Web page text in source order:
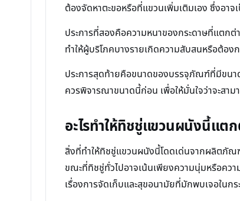
ต้องจัดหาตะขอหรือที่แขวนเพิ่มเติมเอง ซึ่งอ
ประการที่สองคือความหนาของกระดาษที่แตก
ทำให้ผู้บริโภคบางรายเกิดความสับสนหรือต้อง
ประการสุดท้ายคือขนาดของบรรจุภัณฑ์ที่มีขนา
ควรพิจารณาขนาดนี้ก่อน เพื่อให้มั่นใจว่าจะสา
อะไรทำให้ทิชชู่แขวนผนังนี้แต
สิ่งที่ทำให้ทิชชู่แขวนผนังนี้โดดเด่นจากผลิตภั
ขณะที่ทิชชู่ทั่วไปอาจเน้นเพียงความนุ่มหรือคว
เรื่องการจัดเก็บและสุขอนามัยที่มักพบเจอใน